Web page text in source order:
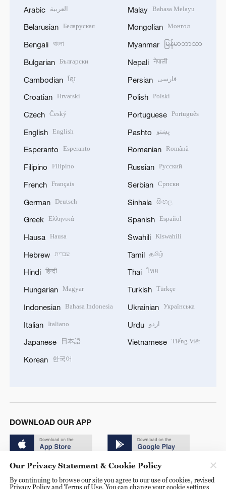
Arabic العربية
Belarusian Беларуская
Bengali বাংলা
Bulgarian Български
Cambodian ខ្មែរ
Croatian Hrvatski
Czech Český
English English
Esperanto Esperanto
Filipino Filipino
French Français
German Deutsch
Greek Ελληνικά
Hausa Hausa
Hebrew עברית
Hindi हिन्दी
Hungarian Magyar
Indonesian Bahasa Indonesia
Italian Italiano
Japanese 日本語
Korean 한국어
Malay Bahasa Melayu
Mongolian Монгол
Myanmar မြန်မာဘာသာ
Nepali नेपाली
Persian فارسی
Polish Polski
Portuguese Português
Pashto پښتو
Romanian Română
Russian Русский
Serbian Српски
Sinhala සිංහල
Spanish Español
Swahili Kiswahili
Tamil தமிழ்
Thai ไทย
Turkish Türkçe
Ukrainian Українська
Urdu اردو
Vietnamese Tiếng Việt
DOWNLOAD OUR APP
Our Privacy Statement & Cookie Policy
By continuing to browse our site you agree to our use of cookies, revised
Privacy Policy and Terms of Use. You can change your cookie settings